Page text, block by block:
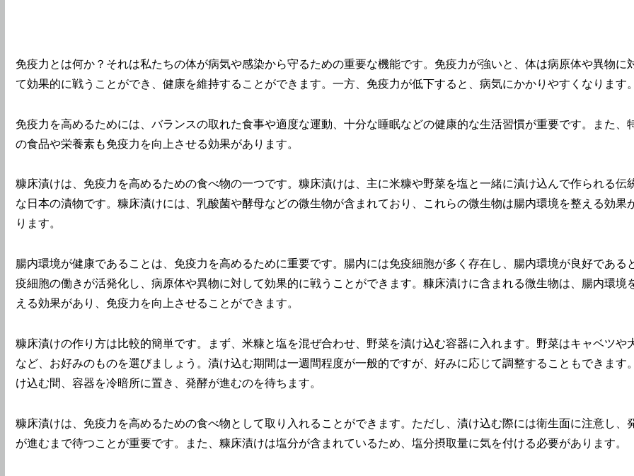
免疫力とは何か？それは私たちの体が病気や感染から守るための重要な機能です。免疫力が強いと、体は病原体や異物に
て効果的に戦うことができ、健康を維持することができます。一方、免疫力が低下すると、病気にかかりやすくなります。
免疫力を高めるためには、バランスの取れた食事や適度な運動、十分な睡眠などの健康的な生活習慣が重要です。また、
の食品や栄養素も免疫力を向上させる効果があります。
糠床漬けは、免疫力を高めるための食べ物の一つです。糠床漬けは、主に米糠や野菜を塩と一緒に漬け込んで作られる伝
な日本の漬物です。糠床漬けには、乳酸菌や酵母などの微生物が含まれており、これらの微生物は腸内環境を整える効果
ります。
腸内環境が健康であることは、免疫力を高めるために重要です。腸内には免疫細胞が多く存在し、腸内環境が良好である
疫細胞の働きが活発化し、病原体や異物に対して効果的に戦うことができます。糠床漬けに含まれる微生物は、腸内環境
える効果があり、免疫力を向上させることができます。
糠床漬けの作り方は比較的簡単です。まず、米糠と塩を混ぜ合わせ、野菜を漬け込む容器に入れます。野菜はキャベツや
など、お好みのものを選びましょう。漬け込む期間は一週間程度が一般的ですが、好みに応じて調整することもできます
け込む間、容器を冷暗所に置き、発酵が進むのを待ちます。
糠床漬けは、免疫力を高めるための食べ物として取り入れることができます。ただし、漬け込む際には衛生面に注意し、
が進むまで待つことが重要です。また、糠床漬けは塩分が含まれているため、塩分摂取量に気を付ける必要があります。